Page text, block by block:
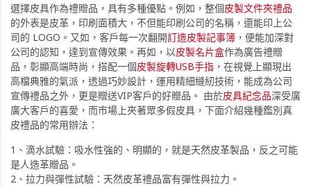
選擇皮具作為禮贈品，具有多種優點。例如，整個皮製文件夾禮品
的外表是皮革，印刷面積大，不但能印刷公司的名稱，還能印上公
司的 LOGO。又如，客戶每一次翻開訂造皮製記事簿 ，便能加深對
公司的認知，達到宣傳效果。再如，以皮製名片盒作為廣告禮贈
品，彰顯高端時尚，搭配一個皮製旋轉USB手指 ，在視覺上顯現出
高檔典雅的氣派，透過巧妙設計，運用精細縫紉技術，能成為公司
宣傳禮品之外，更是贈送VIP客戶的好贈品。 由於皮具紀念品深受廣
廣大客戶的喜愛，而市場上夾著眾多假皮具，下面介紹幾種鑑別真
皮禮品的常用辦法：
1、滴水試驗：吸水性強的、明顯的，就是天然皮革製品，反之可能
是人造革贈品。
2、拉力與彈性試驗：天然皮革禮品富有彈性與拉力。